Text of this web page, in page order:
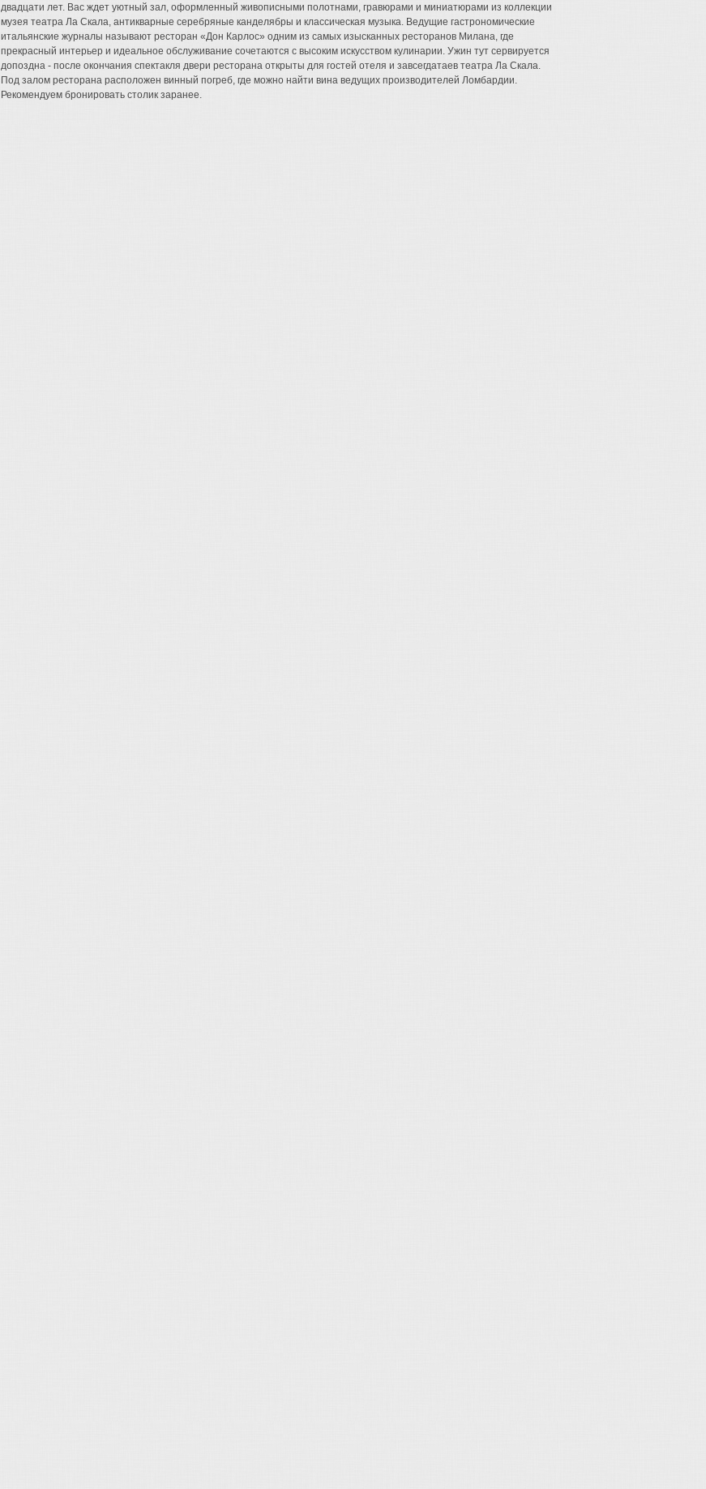
двадцати лет. Вас ждет уютный зал, оформленный живописными полотнами, гравюрами и миниатюрами из коллекции
музея театра Ла Скала, антикварные серебряные канделябры и классическая музыка. Ведущие гастрономические
итальянские журналы называют ресторан «Дон Карлос» одним из самых изысканных ресторанов Милана, где
прекрасный интерьер и идеальное обслуживание сочетаются с высоким искусством кулинарии. Ужин тут сервируется
допоздна - после окончания спектакля двери ресторана открыты для гостей отеля и завсегдатаев театра Ла Скала.
Под залом ресторана расположен винный погреб, где можно найти вина ведущих производителей Ломбардии.
Рекомендуем бронировать столик заранее.